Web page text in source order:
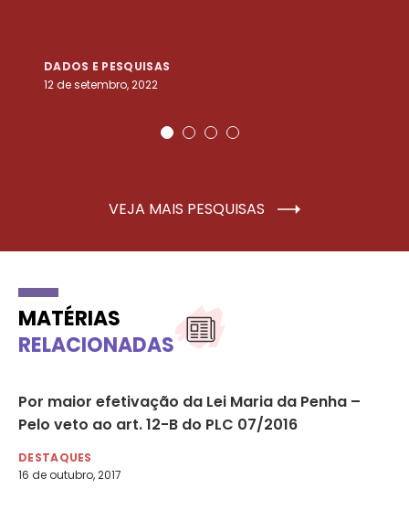
DADOS E PESQUISAS
12 de setembro, 2022
VEJA MAIS PESQUISAS
MATÉRIAS
RELACIONADAS
Por maior efetivação da Lei Maria da Penha –
Pelo veto ao art. 12-B do PLC 07/2016
DESTAQUES
16 de outubro, 2017